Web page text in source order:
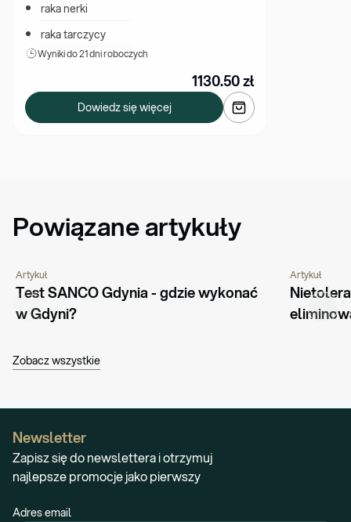
raka nerki
raka tarczycy
Wyniki do 21 dni roboczych
1130.50zł
Dowiedz się więcej
Powiązane artykuły
PYTANIA I ODPOWIEDZI
Artykuł
Test SANCO Gdynia - gdzie wykonać
w Gdyni?
CHOROBY I
Artykuł
Zobacz wszystkie
Newsletter
Zapisz się do newslettera i otrzymuj
najlepsze promocje jako pierwszy
Adres email